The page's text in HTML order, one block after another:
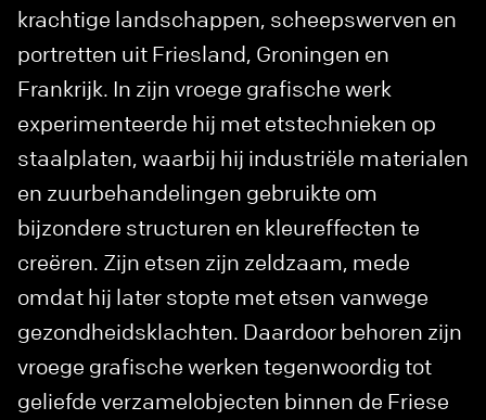
krachtige landschappen, scheepswerven en
portretten uit Friesland, Groningen en
Frankrijk. In zijn vroege grafische werk
experimenteerde hij met etstechnieken op
staalplaten, waarbij hij industriële materialen
en zuurbehandelingen gebruikte om
bijzondere structuren en kleureffecten te
creëren. Zijn etsen zijn zeldzaam, mede
omdat hij later stopte met etsen vanwege
gezondheidsklachten. Daardoor behoren zijn
vroege grafische werken tegenwoordig tot
geliefde verzamelobjecten binnen de Friese